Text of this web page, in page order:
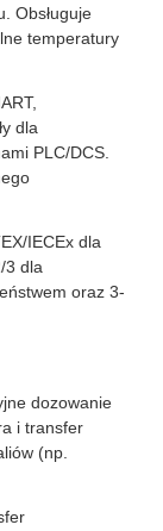
Obsługuje
temperatury
dla
PLC/DCS.
IECEx dla
3 dla
oraz 3-
dozowanie
i transfer
(np.